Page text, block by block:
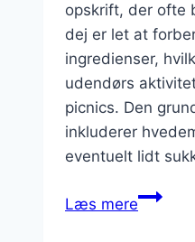
opskrift, der ofte
dej er let at
ingredienser,
udendørs
picnics. Den
inkluderer
eventuelt lidt
Læs mere